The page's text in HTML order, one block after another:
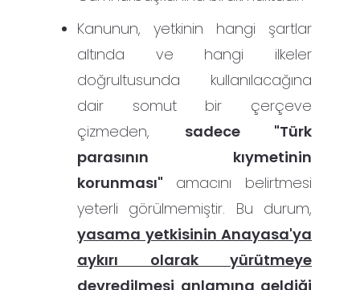
Kanunun, yetkinin hangi şartlar
altında ve hangi ilkeler
doğrultusunda kullanılacağına
dair somut bir çerçeve
çizmeden, sadece "Türk
parasının kıymetinin
korunması" amacını belirtmesi
yeterli görülmemiştir. Bu durum,
yasama yetkisinin Anayasa'ya
aykırı olarak yürütmeye
devredilmesi anlamına geldiği